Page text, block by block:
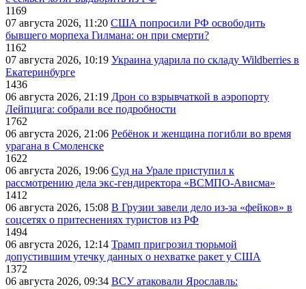
1169
07 августа 2026, 11:20 США попросили РФ освободить
бывшего морпеха Гилмана: он при смерти?
1162
07 августа 2026, 10:19 Украина ударила по складу Wildberries в
Екатеринбурге
1436
06 августа 2026, 21:19 Дрон со взрывчаткой в аэропорту
Лейпцига: собрали все подробности
1762
06 августа 2026, 21:06 Ребёнок и женщина погибли во время
урагана в Смоленске
1622
06 августа 2026, 19:06 Суд на Урале приступил к
рассмотрению дела экс-гендиректора «ВСМПО-Ависма»
1412
06 августа 2026, 15:08 В Грузии завели дело из-за «фейков» в
соцсетях о притеснениях туристов из РФ
1494
06 августа 2026, 12:14 Трамп пригрозил тюрьмой
допустившим утечку данных о нехватке ракет у США
1372
06 августа 2026, 09:34 ВСУ атаковали Ярославль: